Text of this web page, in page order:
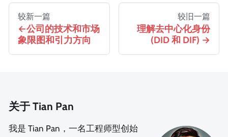
较新一篇
公司的技术和市场
象限图和引力方向
较旧一篇
理解去中心化身份
(DID 和 DIF)
关于 Tian Pan
我是 Tian Pan，一名工程师型创始